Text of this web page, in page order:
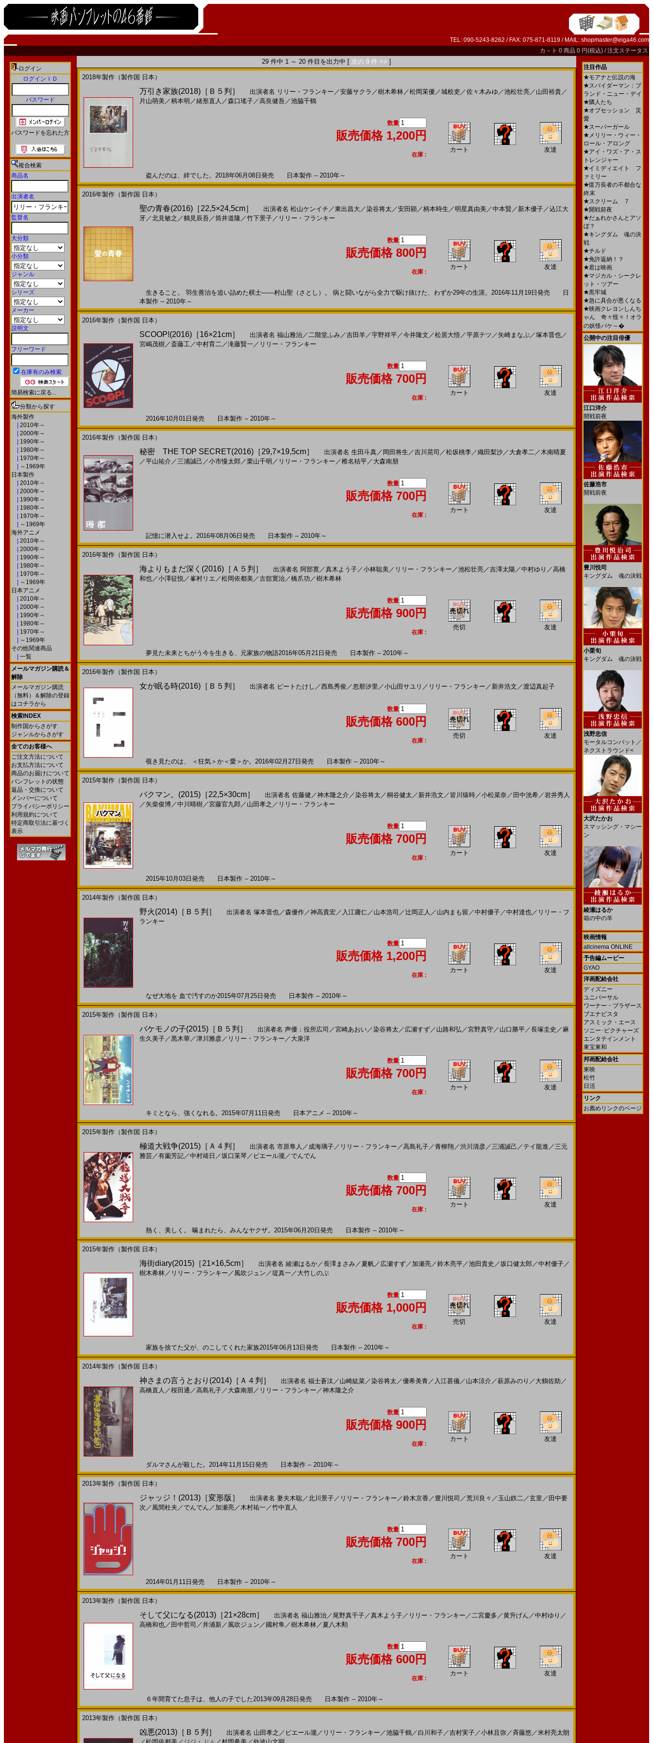
TEL: 090-5243-8262 / FAX: 075-871-8119 / MAIL: shopmaster@eiga46.com
カ－ト 0 商品 0 円(税込) /注文ステータス
ログイン
ログインＩＤ
パスワード
パスワードを忘れた方
複合検索
商品名
出演者名
監督名
大分類
小分類
ジャンル
シリーズ
メーカー
説明文
フリーワード
在庫有のみ検索
簡易検索に戻る...
分類から探す
海外製作
2010年～
2000年～
1990年～
1980年～
1970年～
～1969年
日本製作
2010年～
2000年～
1990年～
1980年～
1970年～
～1969年
海外アニメ
2010年～
2000年～
1990年～
1980年～
1970年～
～1969年
日本アニメ
2010年～
2000年～
1990年～
1980年～
1970年～
～1969年
その他関連商品
一覧
メールマガジン購読＆
解除
メールマガジン購読
（無料）＆解除の登録
はコチラから
検索INDEX
制作国からさがす
ジャンルからさがす
全てのお客様へ
ご注文方法について
お支払方法について
商品のお届けについて
パンフレットの状態
返品・交換について
メンバーについて
プライバシーポリシー
利用規約について
特定商取引法に基づく
表示
29 件中 1 ～ 20 件目を出力中 [ 次の 9 件 >> ]
2018年製作（製作国 日本）
万引き家族(2018)［Ｂ５判］ 出演者名 リリー・フランキー ／安藤サクラ ／樹木希林／松岡茉優／城桧吏／佐々木みゆ ／池松壮亮／ 山田裕貴／
片山萌美／柄本明 ／緒形直人 ／森口瑤子／高良健吾／池脇千鶴
数量
販売価格 1,200円
在庫 :
カート 友達
盗んだのは、絆でした。2018年06月08日発売 日本製作 -- 2010年～
2016年製作（製作国 日本）
聖の青春(2016)［22,5×24,5cm］ 出演者名 松山ケンイチ ／東出昌大／染谷将太 ／安田顕／柄本時生 ／明星真由美／中本賢 ／ 新木優子／込江大
牙／北見敏之 ／鶴見辰吾／筒井道隆／竹下景子／ リリー・フランキー
数量
販売価格 800円
在庫 :
カート 友達
生きること。 羽生善治を追い詰めた棋士――村山聖（さとし）。 病と闘いながら全力で駆け抜けた、わずか29年の生涯。2016年11月19日発売 日
本製作 -- 2010年～
2016年製作（製作国 日本）
SCOOP!(2016)［16×21cm］ 出演者名 福山雅治／二階堂ふみ／吉田羊／宇野祥平／今井隆文 ／松居大悟／平原テツ ／ 矢崎まなぶ／塚本晋也／
宮嶋茂樹／ 斎藤工／中村育二／滝藤賢一 ／ リリー・フランキー
数量
販売価格 700円
在庫 :
カート 友達
2016年10月01日発売 日本製作 -- 2010年～
2016年製作（製作国 日本）
秘密 THE TOP SECRET(2016)［29,7×19,5cm］ 出演者名 生田斗真／ 岡田将生 ／吉川晃司 ／松坂桃李／織田梨沙／ 大倉孝二／木南晴夏
／平山祐介 ／三浦誠己 ／小市慢太郎 ／栗山千明 ／ リリー・フランキー ／椎名桔平／ 大森南朋
数量
販売価格 700円
在庫 :
カート 友達
記憶に潜入せよ。2016年08月06日発売 日本製作 -- 2010年～
2016年製作（製作国 日本）
海よりもまだ深く(2016)［Ａ５判］ 出演者名 阿部寛／真木よう子／小林聡美／ リリー・フランキー ／池松壮亮／吉澤太陽／中村ゆり ／高橋
和也／小澤征悦／峯村リエ ／松岡依都美／古舘寛治／橋爪功 ／樹木希林
数量
販売価格 900円
在庫 :
売切 友達
夢見た未来とちがう今を生きる、元家族の物語2016年05月21日発売 日本製作 -- 2010年～
2016年製作（製作国 日本）
女が眠る時(2016)［Ｂ５判］ 出演者名 ビートたけし ／西島秀俊 ／忽那汐里 ／小山田サユリ ／ リリー・フランキー ／ 新井浩文 ／渡辺真起子
数量
販売価格 600円
在庫 :
売切 友達
覗き見たのは、 ＜狂気＞か＜愛＞か。2016年02月27日発売 日本製作 -- 2010年～
2015年製作（製作国 日本）
バクマン。(2015)［22,5×30cm］ 出演者名 佐藤健 ／神木隆之介 ／染谷将太 ／桐谷健太 ／ 新井浩文 ／ 皆川猿時／小松菜奈 ／ 田中洸希／岩井秀人
／ 矢柴俊博／中川晴樹／宮藤官九郎 ／ 山田孝之 ／ リリー・フランキー
数量
販売価格 700円
在庫 :
カート 友達
2015年10月03日発売 日本製作 -- 2010年～
2014年製作（製作国 日本）
野火(2014)［Ｂ５判］ 出演者名 塚本晋也／森優作／神高貴宏／ 入江庸仁／ 山本浩司 ／辻岡正人 ／ 山内まも留 ／中村優子／中村達也／ リリー・フ
ランキー
数量
販売価格 1,200円
在庫 :
カート 友達
なぜ大地を 血で汚すのか2015年07月25日発売 日本製作 -- 2010年～
2015年製作（製作国 日本）
バケモノの子(2015)［Ｂ５判］ 出演者名 声優：役所広司 ／宮崎あおい／染谷将太 ／ 広瀬すず／ 山路和弘 ／宮野真守／ 山口勝平／長塚圭史 ／ 麻
生久美子／黒木華／津川雅彦／ リリー・フランキー ／ 大泉洋
数量
販売価格 700円
在庫 :
カート 友達
キミとなら、強くなれる。2015年07月11日発売 日本アニメ -- 2010年～
2015年製作（製作国 日本）
極道大戦争(2015)［Ａ４判］ 出演者名 市原隼人 ／ 成海璃子／ リリー・フランキー ／高島礼子／青柳翔 ／渋川清彦／三浦誠己 ／ テイ龍進 ／三元
雅芸／有薗芳記／中村靖日 ／坂口茉琴 ／ ピエール瀧／でんでん
数量
販売価格 700円
在庫 :
カート 友達
熱く、美しく。 噛まれたら、みんなヤクザ。2015年06月20日発売 日本製作 -- 2010年～
2015年製作（製作国 日本）
海街diary(2015)［21×16,5cm］ 出演者名 綾瀬はるか／長澤まさみ／ 夏帆／ 広瀬すず／ 加瀬亮／鈴木亮平／池田貴史 ／坂口健太郎 ／中村優子／
樹木希林／ リリー・フランキー ／ 風吹ジュン ／堤真一 ／ 大竹しのぶ
数量
販売価格 1,000円
在庫 :
売切 友達
家族を捨てた父が、のこしてくれた家族2015年06月13日発売 日本製作 -- 2010年～
2014年製作（製作国 日本）
神さまの言うとおり(2014)［Ａ４判］ 出演者名 福士蒼汰 ／ 山崎紘菜／染谷将太 ／優希美青／ 入江甚儀／ 山本涼介 ／萩原みのり ／ 大鶴佐助 ／
高橋直人 ／桜田通 ／高島礼子／ 大森南朋 ／ リリー・フランキー ／神木隆之介
数量
販売価格 900円
在庫 :
カート 友達
ダルマさんが殺した。2014年11月15日発売 日本製作 -- 2010年～
2013年製作（製作国 日本）
ジャッジ！(2013)［変形版］ 出演者名 妻夫木聡／北川景子／ リリー・フランキー ／鈴木京香 ／ 豊川悦司 ／荒川良々 ／ 玉山鉄二／玄里 ／ 田中要
次 ／ 風間杜夫 ／でんでん ／ 加瀬亮／木村祐一 ／竹中直人
数量
販売価格 700円
在庫 :
カート 友達
2014年01月11日発売 日本製作 -- 2010年～
2013年製作（製作国 日本）
そして父になる(2013)［21×28cm］ 出演者名 福山雅治／ 尾野真千子／真木よう子／ リリー・フランキー ／二宮慶多 ／黄升げん ／中村ゆり ／
高橋和也／ 田中哲司 ／井浦新／ 風吹ジュン ／ 國村隼／樹木希林／ 夏八木勲
数量
販売価格 600円
在庫 :
カート 友達
６年間育てた息子は、他人の子でした2013年09月28日発売 日本製作 -- 2010年～
2013年製作（製作国 日本）
凶悪(2013)［Ｂ５判］ 出演者名 山田孝之 ／ ピエール瀧／ リリー・フランキー ／池脇千鶴／ 白川和子／吉村実子／小林且弥／斉藤悠／米村亮太朗
注目作品
★モアナと伝説の海
★スパイダーマン：ブ
ランド・ニュー・デイ
★隣人たち
★オブセッション 災
愛
★スーパーガール
★メリリー・ウィー・
ロール・アロング
★アイ・ワズ・ア・ス
トレンジャー
★イミディエイト フ
ァミリー
★億万長者の不都合な
終末
★スクリーム ７
★開戦前夜
★だぁれかさんとアソ
ぼ？
★キングダム 魂の決
戦
★チルド
★免許返納！？
★君は映画
★マジカル・シークレ
ット・ツアー
★黒牢城
★急に具合が悪くなる
★映画クレヨンしんち
ゃん 奇々怪々！オラ
の妖怪バケ～�
公開中の注目俳優
江口洋介
開戦前夜
佐藤浩市
開戦前夜
豊川悦司
キングダム 魂の決戦
小栗旬
キングダム 魂の決戦
浅野忠信
モータルコンバット／
ネクストラウンド<
大沢たかお
スマッシング・マシー
ン
綾瀬はるか
箱の中の羊
映画情報
allcinema ONLINE
予告編ムービー
GYAO
洋画配給会社
ディズニー
ユニバーサル
ワーナー・ブラザース
ブエナビスタ
アスミック・エース
ソニー･ピクチャーズ
エンタテインメント
東宝東和
邦画配給会社
東映
松竹
日活
リンク
お薦めリンクのページ